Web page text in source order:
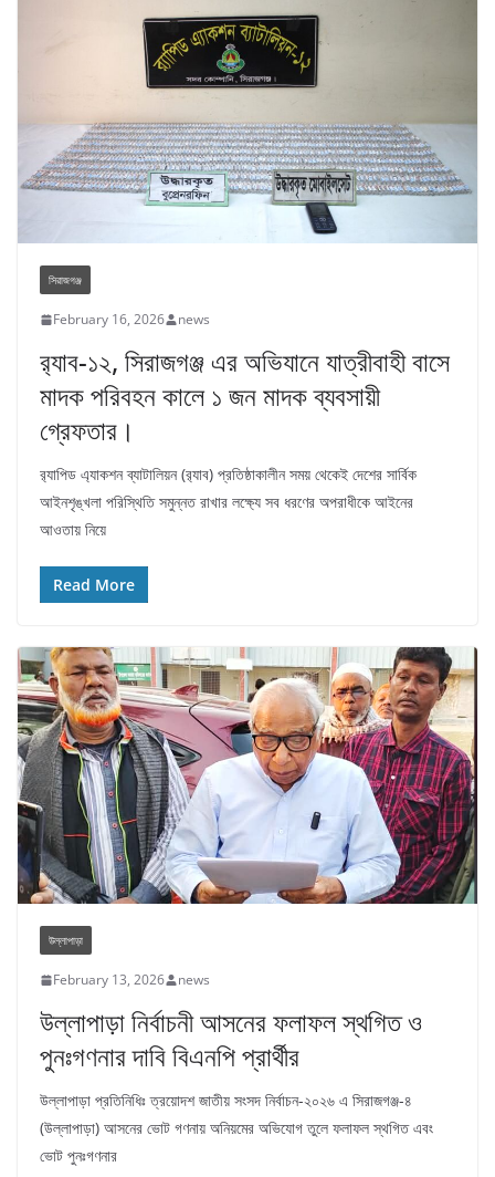
সিরাজগঞ্জ
February 16, 2026 news
র‌্যাব-১২, সিরাজগঞ্জ এর অভিযানে যাত্রীবাহী বাসে
মাদক পরিবহন কালে ১ জন মাদক ব্যবসায়ী
গ্রেফতার।
র‌্যাপিড এ্যাকশন ব্যাটালিয়ন (র‌্যাব) প্রতিষ্ঠাকালীন সময় থেকেই দেশের সার্বিক
আইনশৃঙ্খলা পরিস্থিতি সমুন্নত রাখার লক্ষ্যে সব ধরণের অপরাধীকে আইনের
আওতায় নিয়ে
Read More
উল্লাপাড়া
February 13, 2026 news
উল্লাপাড়া নির্বাচনী আসনের ফলাফল স্থগিত ও
পুনঃগণনার দাবি বিএনপি প্রার্থীর
উল্লাপাড়া প্রতিনিধিঃ ত্রয়োদশ জাতীয় সংসদ নির্বাচন-২০২৬ এ সিরাজগঞ্জ-৪
(উল্লাপাড়া) আসনের ভোট গণনায় অনিয়মের অভিযোগ তুলে ফলাফল স্থগিত এবং
ভোট পুনঃগণনার